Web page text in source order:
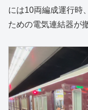
には10両編成運行時
ための電気連結器が